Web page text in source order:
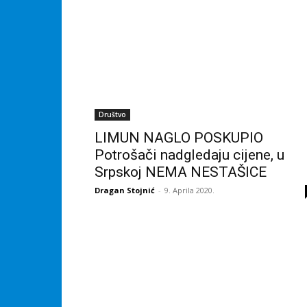
Društvo
LIMUN NAGLO POSKUPIO
Potrošači nadgledaju cijene, u
Srpskoj NEMA NESTAŠICE
Dragan Stojnić - 9. Aprila 2020.